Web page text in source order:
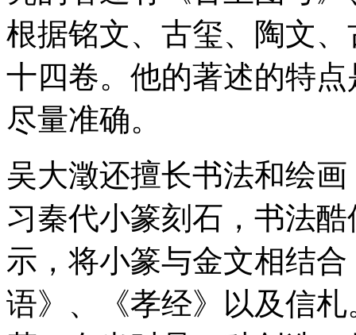
根据铭文、古玺、陶文
十四卷。他的著述的特
尽量准确。
吴大澂还擅长书法和绘
习秦代小篆刻石，书法
示，将小篆与金文相结
语》、《孝经》以及信